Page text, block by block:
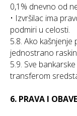
0,1% dnevno od
• Izvršilac ima
podmiri u celosti.
5.8. Ako
jednostrano
5.9. Sve
transferom
6. PRAVA I